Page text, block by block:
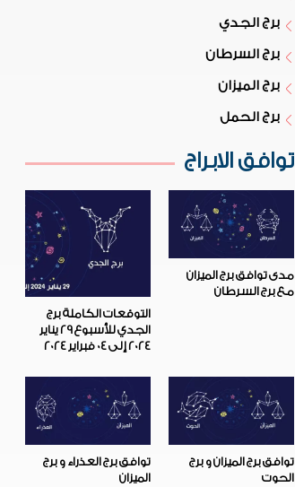
برج الجدي
برج السرطان
برج الميزان
برج الحمل
توافق الابراج
مدى توافق برج الميزان
مع برج السرطان
التوقعات الكاملة برج
الجدي للأسبوع 29 يناير
2024 إلى 04 فبراير 2024
توافق برج الميزان و برج
الحوت
توافق برج العذراء و برج
الميزان